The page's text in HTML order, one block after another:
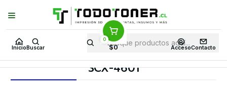
Inicio Buscar
0
$0 AccesoContacto
Puedes Elegir: Comprar enTienda· Despachoa Todo Chile · Retiro en
Tienda en24 Horas
Inicio Toner y tambor Toner Alternativo SAMSUNG
Equipos SAMSUNG
SCX-4601